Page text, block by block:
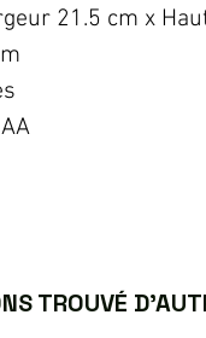
21.5 cm x
TROUVÉ